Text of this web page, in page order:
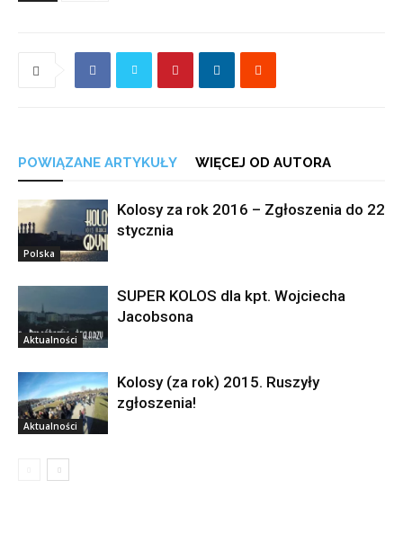
POWIĄZANE ARTYKUŁY WIĘCEJ OD AUTORA
Polska
Kolosy za rok 2016 – Zgłoszenia do 22
stycznia
Aktualności
SUPER KOLOS dla kpt. Wojciecha
Jacobsona
Aktualności
Kolosy (za rok) 2015. Ruszyły
zgłoszenia!